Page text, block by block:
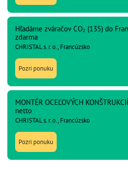
Hľadáme zváračov CO₂ (135) do
zdarma
CHRISTAL s. r. o., Francúzsko
Pozri ponuku
MONTÉR OCEĽOVÝCH
netto
CHRISTAL s. r. o., Francúzsko
Pozri ponuku